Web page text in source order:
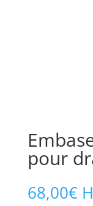
pour
68,00€